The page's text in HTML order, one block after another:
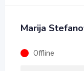
Marija
Offline